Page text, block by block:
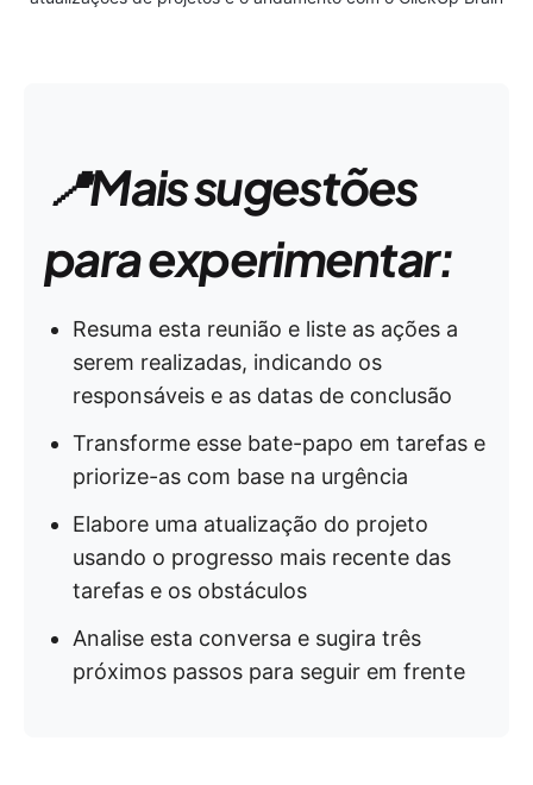
📍Mais sugestões
para experimentar:
Resuma esta reunião e liste as ações a
serem realizadas, indicando os
responsáveis e as datas de conclusão
Transforme esse bate-papo em tarefas e
priorize-as com base na urgência
Elabore uma atualização do projeto
usando o progresso mais recente das
tarefas e os obstáculos
Analise esta conversa e sugira três
próximos passos para seguir em frente